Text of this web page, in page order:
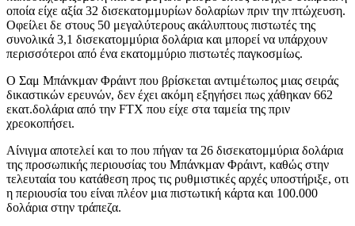
οποία είχε αξία 32 δισεκατομμυρίων δολαρίων πριν την πτώχευση.
Οφείλει δε στους 50 μεγαλύτερους ακάλυπτους πιστωτές της
συνολικά 3,1 δισεκατομμύρια δολάρια και μπορεί να υπάρχουν
περισσότεροι από ένα εκατομμύριο πιστωτές παγκοσμίως.
Ο Σαμ Μπάνκμαν Φράιντ που βρίσκεται αντιμέτωπος μιας σειράς
δικαστικών ερευνών, δεν έχει ακόμη εξηγήσει πως χάθηκαν 662
εκατ.δολάρια από την FTX που είχε στα ταμεία της πριν
χρεοκοπήσει.
Αίνιγμα αποτελεί και το που πήγαν τα 26 δισεκατομμύρια δολάρια
της προσωπικής περιουσίας του Μπάνκμαν Φράιντ, καθώς στην
τελευταία του κατάθεση προς τις ρυθμιστικές αρχές υποστήριξε, οτι
η περιουσία του είναι πλέον μια πιστωτική κάρτα και 100.000
δολάρια στην τράπεζα.